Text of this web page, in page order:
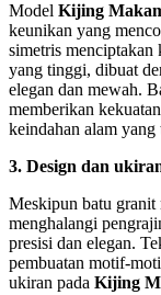
Model Kijing
keunikan yang
simetris
yang tinggi, dibuat
elegan dan mewah.
memberikan
keindahan alam
3. Design dan
Meskipun batu
menghalangi
presisi dan elegan.
pembuatan motif-
ukiran pada Kijing